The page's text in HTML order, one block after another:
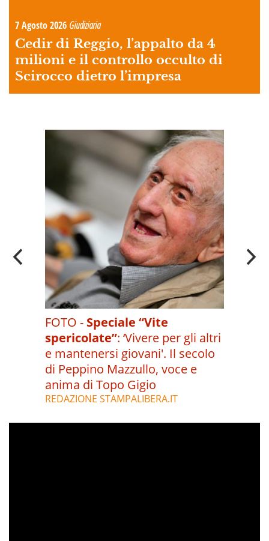
7 Agosto 2026 Giudiziaria
Cedir di Reggio, l’appalto da 4
milioni e il controllo occulto di
Scirocco dietro l’impresa
FOTO - Speciale “Vite
spericolate”: ‘Vivere per gli altri
e mantenersi giovani'. Il secolo
di Peppino Mazzullo, voce e
anima di Topo Gigio
REDAZIONE STAMPALIBERA.IT